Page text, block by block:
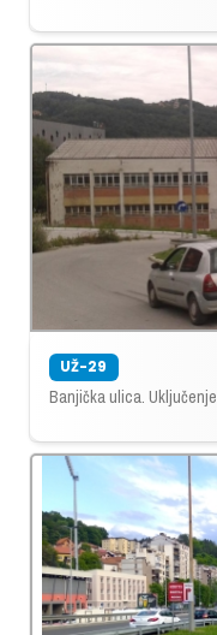
UŽ-29
Banjička ulica.